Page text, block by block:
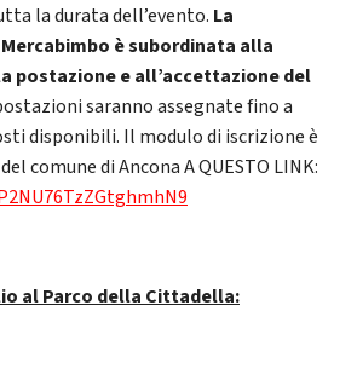
la durata dell’evento. La
è subordinata alla
postazione e all’accettazione del
saranno assegnate fino a
disponibili. Il modulo di iscrizione è
comune di Ancona A QUESTO LINK:
al Parco della Cittadella: